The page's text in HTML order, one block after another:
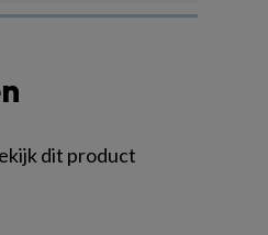
dit product